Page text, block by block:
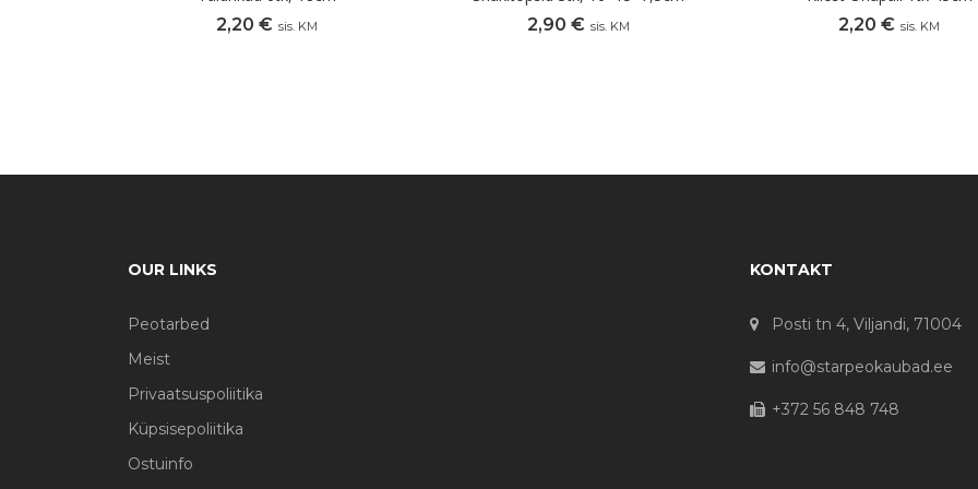
2,20 € sis. KM
2,90 € sis. KM
2,20 € sis. KM
OUR LINKS
Peotarbed
Meist
Privaatsuspoliitika
Küpsisepoliitika
Ostuinfo
KONTAKT
Posti tn 4, Viljandi, 71004
info@starpeokaubad.ee
+372 56 848 748